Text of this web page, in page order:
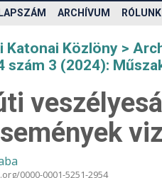
ARCHÍVUM RÓLUNK
Katonai Közlöny
szám 3 (2024):
0000-0001-5251-2954